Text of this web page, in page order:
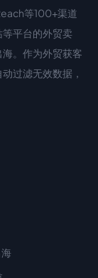
等100+渠道
平台的外贸卖
。作为外贸获客
过滤无效数据，